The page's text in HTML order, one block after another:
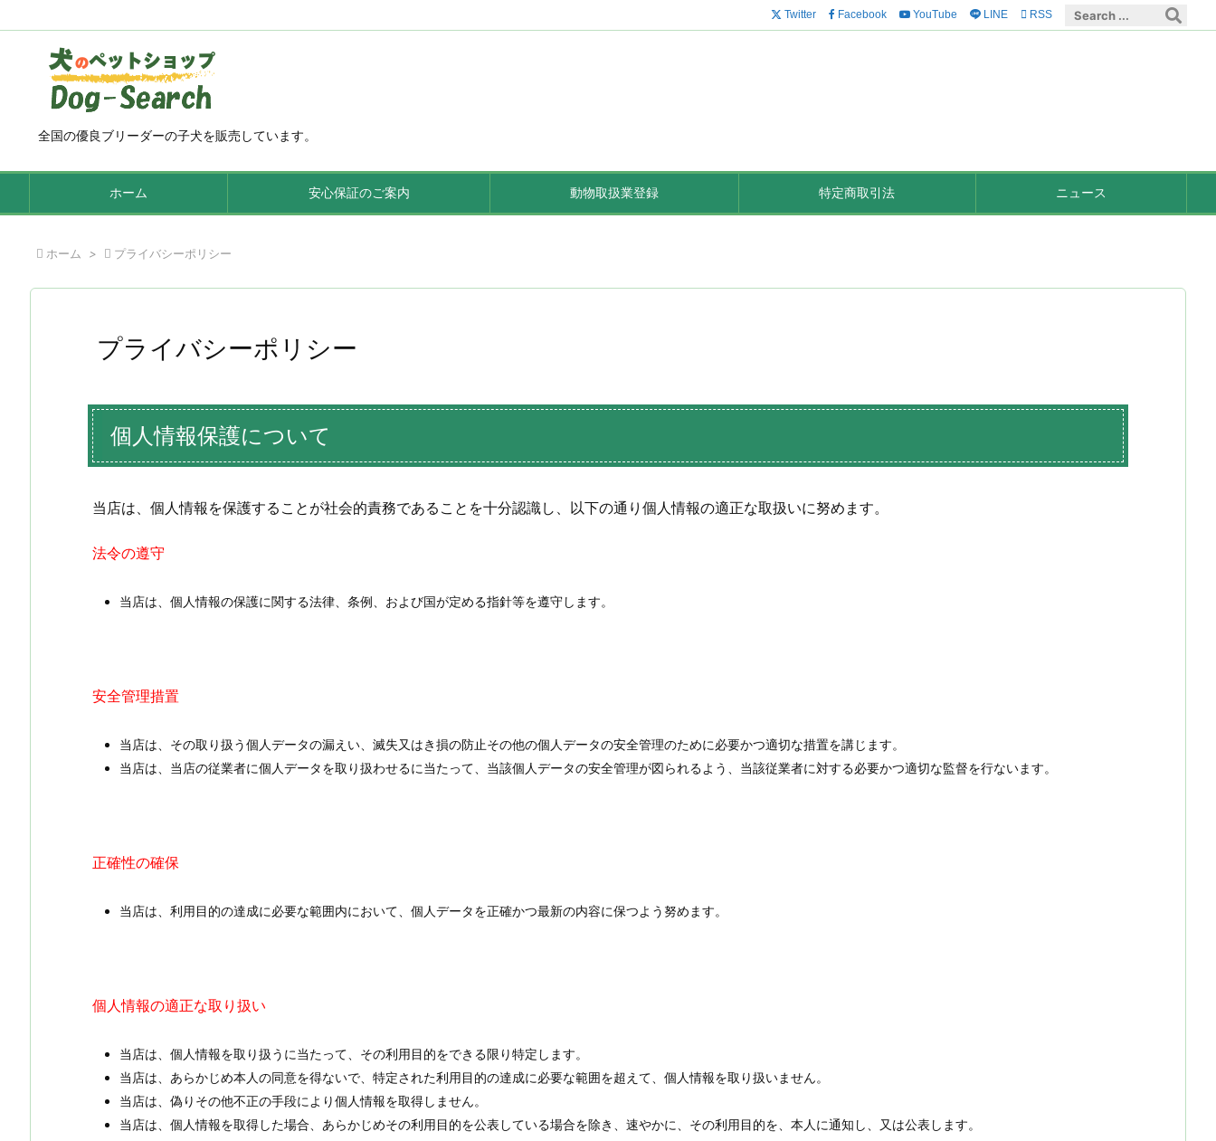
全国の優良ブリーダーの子犬を販売しています。
ホーム 安心保証のご案内 動物取扱業登録 特定商取引法 ニュース
Twitter Facebook YouTube LINE  RSS
 ホーム >  プライバシーポリシー
プライバシーポリシー
個人情報保護について
当店は、個人情報を保護することが社会的責務であることを十分認識し、以下の通り個人情報の適正な取扱いに努めます。
法令の遵守
当店は、個人情報の保護に関する法律、条例、および国が定める指針等を遵守します。
安全管理措置
当店は、その取り扱う個人データの漏えい、滅失又はき損の防止その他の個人データの安全管理のために必要かつ適切な措置を講じます。
当店は、当店の従業者に個人データを取り扱わせるに当たって、当該個人データの安全管理が図られるよう、当該従業者に対する必要かつ適切な監督を行ないます。
正確性の確保
当店は、利用目的の達成に必要な範囲内において、個人データを正確かつ最新の内容に保つよう努めます。
個人情報の適正な取り扱い
当店は、個人情報を取り扱うに当たって、その利用目的をできる限り特定します。
当店は、あらかじめ本人の同意を得ないで、特定された利用目的の達成に必要な範囲を超えて、個人情報を取り扱いません。
当店は、偽りその他不正の手段により個人情報を取得しません。
当店は、個人情報を取得した場合、あらかじめその利用目的を公表している場合を除き、速やかに、その利用目的を、本人に通知し、又は公表します。